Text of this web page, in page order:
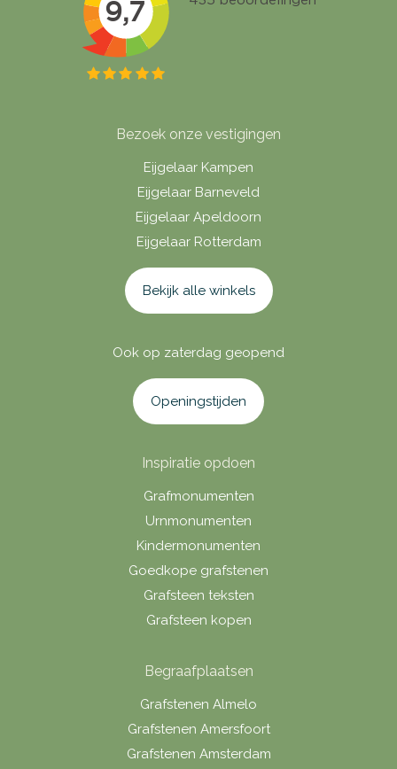
Bezoek onze vestigingen
Eijgelaar Kampen
Eijgelaar Barneveld
Eijgelaar Apeldoorn
Eijgelaar Rotterdam
Bekijk alle winkels
Ook op zaterdag geopend
Openingstijden
Inspiratie opdoen
Grafmonumenten
Urnmonumenten
Kindermonumenten
Goedkope grafstenen
Grafsteen teksten
Grafsteen kopen
Begraafplaatsen
Grafstenen Almelo
Grafstenen Amersfoort
Grafstenen Amsterdam